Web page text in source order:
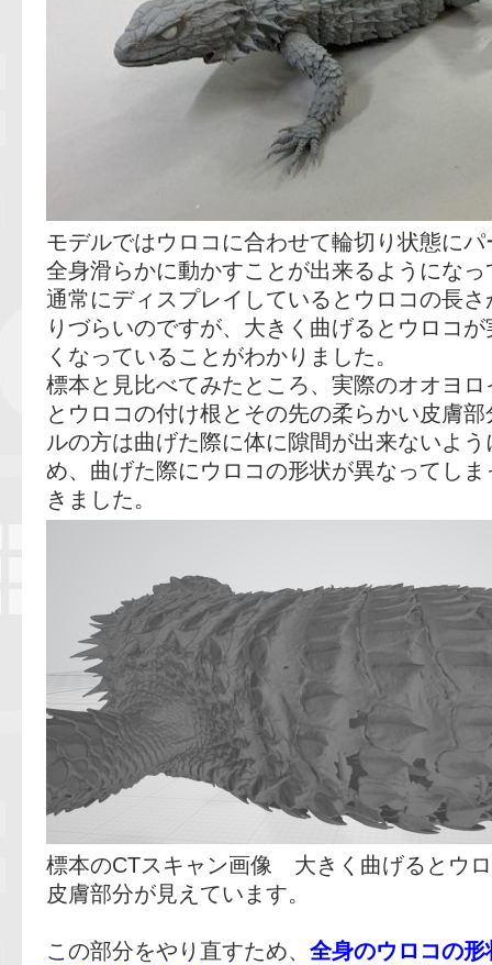
モデルではウロコに合わせて輪切り状態に
全身滑らかに動かすことが出来るようにな
通常にディスプレイしているとウロコの長
りづらいのですが、大きく曲げるとウロコ
くなっていることがわかりました。
標本と見比べてみたところ、実際のオオヨ
とウロコの付け根とその先の柔らかい皮膚
ルの方は曲げた際に体に隙間が出来ないよ
め、曲げた際にウロコの形状が異なってし
きました。
標本のCTスキャン画像 大きく曲げるとウ
皮膚部分が見えています。
この部分をやり直すため、 全身のウロコの